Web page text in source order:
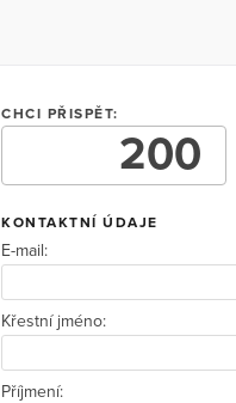
CHCI PŘISPĚT:
KONTAKTNÍ ÚDAJE
E-mail:
Křestní jméno:
Příjmení: